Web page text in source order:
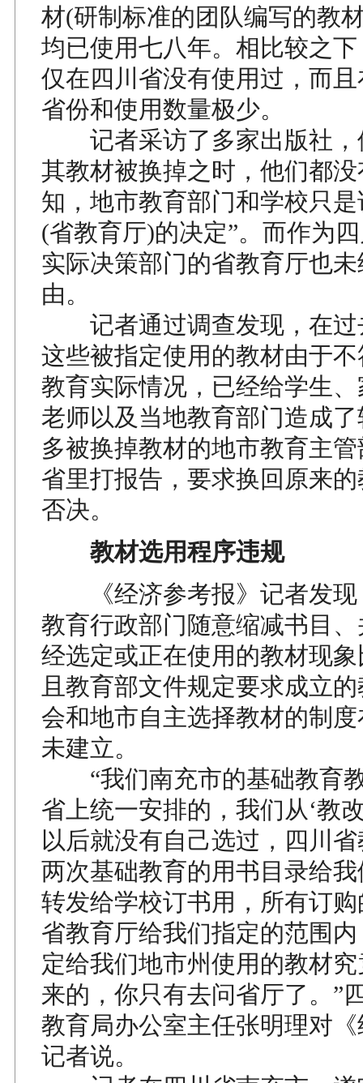
材(研制标准的团队编写的教
均已使用七八年。相比较之
仅在四川省没有使用过，而
省份和使用数量极少。
记者采访了多家出版社，
其教材被换掉之时，他们都
知，地市教育部门和学校只
(省教育厅)的决定”。而作为
实际决策部门的省教育厅也
由。
记者通过调查发现，在过
这些被指定使用的教材由于
教育实际情况，已经给学生
老师以及当地教育部门造成
多被换掉教材的地市教育主
省里打报告，要求换回原来
否决。
教材选用程序违规
《经济参考报》记者发现
教育行政部门随意缩减书目
经选定或正在使用的教材现
且教育部文件规定要求成立
会和地市自主选择教材的制
未建立。
“我们南充市的基础教育
省上统一安排的，我们从‘教
以后就没有自己选过，四川
两次基础教育的用书目录给
转发给学校订书用，所有订
省教育厅给我们指定的范围
定给我们地市州使用的教材
来的，你只有去问省厅了。”
教育局办公室主任张明理对
记者说。